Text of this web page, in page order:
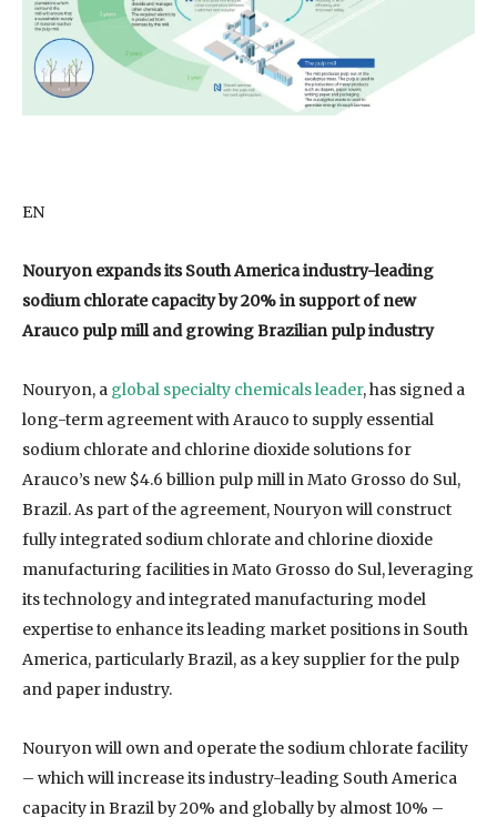
EN
Nouryon expands its South America industry-leading
sodium chlorate capacity by 20% in support of new
Arauco pulp mill and growing Brazilian pulp industry
Nouryon, a global specialty chemicals leader, has signed a
long-term agreement with Arauco to supply essential
sodium chlorate and chlorine dioxide solutions for
Arauco’s new $4.6 billion pulp mill in Mato Grosso do Sul,
Brazil. As part of the agreement, Nouryon will construct
fully integrated sodium chlorate and chlorine dioxide
manufacturing facilities in Mato Grosso do Sul, leveraging
its technology and integrated manufacturing model
expertise to enhance its leading market positions in South
America, particularly Brazil, as a key supplier for the pulp
and paper industry.
Nouryon will own and operate the sodium chlorate facility
– which will increase its industry-leading South America
capacity in Brazil by 20% and globally by almost 10% –